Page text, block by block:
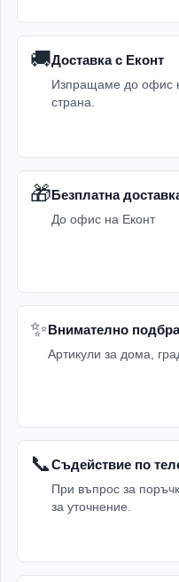
🚚Доставка с Еконт
Изпращаме до офис
страна.
🎁Безплатна
До офис на Еконт
✨Внимателно
Артикули за дома,
📞Съдействие по
При въпрос за
за уточнение.